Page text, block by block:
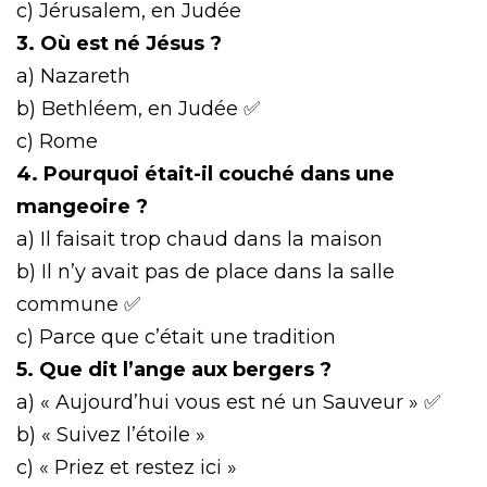
c) Jérusalem, en Judée
3. Où est né Jésus ?
a) Nazareth
b) Bethléem, en Judée ✅
c) Rome
4. Pourquoi était-il couché dans une
mangeoire ?
a) Il faisait trop chaud dans la maison
b) Il n’y avait pas de place dans la salle
commune ✅
c) Parce que c’était une tradition
5. Que dit l’ange aux bergers ?
a) « Aujourd’hui vous est né un Sauveur » ✅
b) « Suivez l’étoile »
c) « Priez et restez ici »